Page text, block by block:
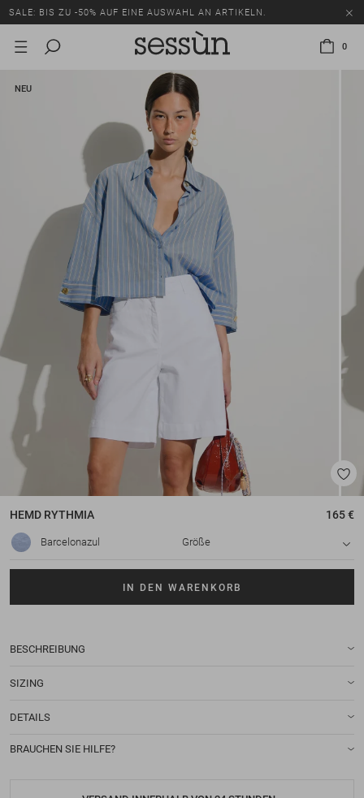
SALE: BIS ZU -50% AUF EINE AUSWAHL AN ARTIKELN.
0
NEU
HEMD RYTHMIA 165 €
Barcelonazul Größe
IN DEN WARENKORB
BESCHREIBUNG
SIZING
DETAILS
BRAUCHEN SIE HILFE?